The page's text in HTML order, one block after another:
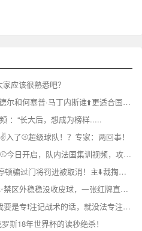
应该很熟悉吧？
【热门集锦】不⚾懂就问！普罗维德尔和何塞普·马丁内斯谁⬆️更适合国米一⚾门？
：“长大后，想成为榜样.....
了⚾超级球队！？专家：两回事！
【今日球星视频】马刺迷你训练营⚾今日开启，队内法国集训视频，攻防强度直接拉满！
[全程剪辑]聪明反被聪明误！点球停顿骗过门将罚进被取消！主⬇️裁掏黄牌伺候！
[冲击力画面]逆天！南非联赛门将✨禁区外稳稳没收皮球，一张红牌直接懵了
[今日集锦片段]香波特⚽：暂停后我要是专❗注记战术的话，就没法专注⬅️投篮了！
斯18年世界杯的读秒绝杀！